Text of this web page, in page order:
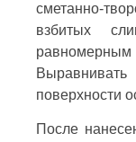
сметанно-
взбитых
поверхности
После